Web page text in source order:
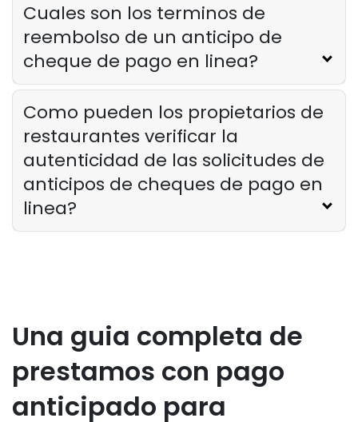
Cuales son los terminos de
reembolso de un anticipo de
cheque de pago en linea?
Como pueden los propietarios de
restaurantes verificar la
autenticidad de las solicitudes de
anticipos de cheques de pago en
linea?
Una guia completa de
prestamos con pago
anticipado para